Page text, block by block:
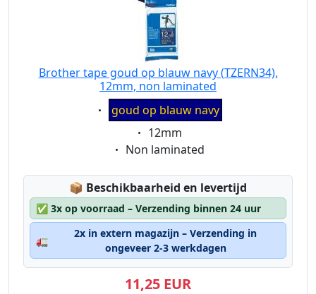
Brother tape goud op blauw navy (TZERN34),
12mm, non laminated
Eigenschaft:
goud op blauw navy
Eigenschaft:
12mm
Eigenschaft:
Non laminated
📦 Lagerstatus:
Beschikbaarheid en levertijd
✅ 3x op voorraad – Verzending binnen 24 uur
🚛
2x in extern magazijn – Verzending in
ongeveer 2-3 werkdagen
11,25 EUR